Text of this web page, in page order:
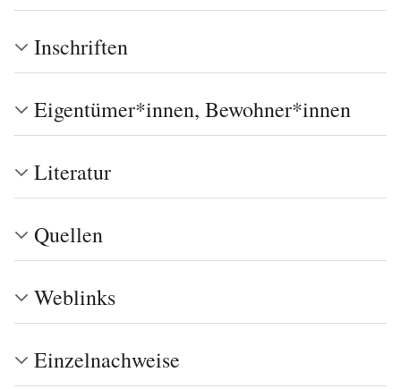
Inschriften
Eigentümer*innen, Bewohner*innen
Literatur
Quellen
Weblinks
Einzelnachweise